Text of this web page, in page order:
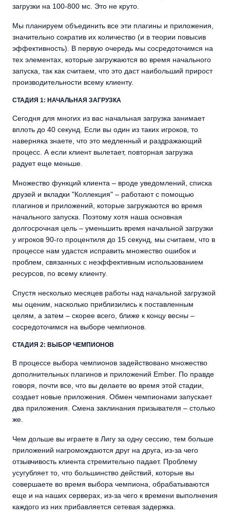
загрузки на 100-800 мс. Это не круто.
Мы планируем объединить все эти плагины и приложения,
значительно сократив их количество (и в теории повысив
эффективность). В первую очередь мы сосредоточимся на
тех элементах, которые загружаются во время начального
запуска, так как считаем, что это даст наибольший прирост
производительности всему клиенту.
СТАДИЯ 1: НАЧАЛЬНАЯ ЗАГРУЗКА
Сегодня для многих из вас начальная загрузка занимает
вплоть до 40 секунд. Если вы один из таких игроков, то
наверняка знаете, что это медленный и раздражающий
процесс. А если клиент вылетает, повторная загрузка
радует еще меньше.
Множество функций клиента – вроде уведомлений, списка
друзей и вкладки "Коллекция" – работают с помощью
плагинов и приложений, которые загружаются во время
начального запуска. Поэтому хотя наша основная
долгосрочная цель – уменьшить время начальной загрузки
у игроков 90-го процентиля до 15 секунд, мы считаем, что в
процессе нам удастся исправить множество ошибок и
проблем, связанных с неэффективным использованием
ресурсов, по всему клиенту.
Спустя несколько месяцев работы над начальной загрузкой
мы оценим, насколько приблизились к поставленным
целям, а затем – скорее всего, ближе к концу весны –
сосредоточимся на выборе чемпионов.
СТАДИЯ 2: ВЫБОР ЧЕМПИОНОВ
В процессе выбора чемпионов задействовано множество
дополнительных плагинов и приложений Ember. По правде
говоря, почти все, что вы делаете во время этой стадии,
создает новые приложения. Обмен чемпионами запускает
два приложения. Смена заклинания призывателя – столько
же.
Чем дольше вы играете в Лигу за одну сессию, тем больше
приложений нагромождаются друг на друга, из-за чего
отзывчивость клиента стремительно падает. Проблему
усугубляет то, что большинство действий, которые вы
совершаете во время выбора чемпиона, обрабатываются
еще и на наших серверах, из-за чего к времени выполнения
каждого из них прибавляется сетевая задержка.